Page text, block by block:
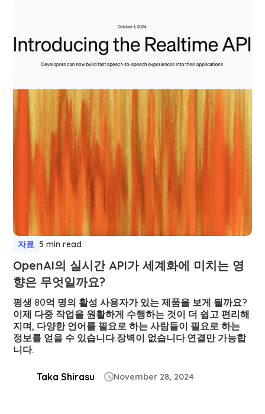
자료 5 min read
OpenAI의 실시간 API가 세계화에 미치는 영
향은 무엇일까요?
평생 80억 명의 활성 사용자가 있는 제품을 보게 될까요?
이제 다중 작업을 원활하게 수행하는 것이 더 쉽고 편리해
지며, 다양한 언어를 필요로 하는 사람들이 필요로 하는
정보를 얻을 수 있습니다.장벽이 없습니다.연결만 가능합
니다.
Taka Shirasu November 28, 2024